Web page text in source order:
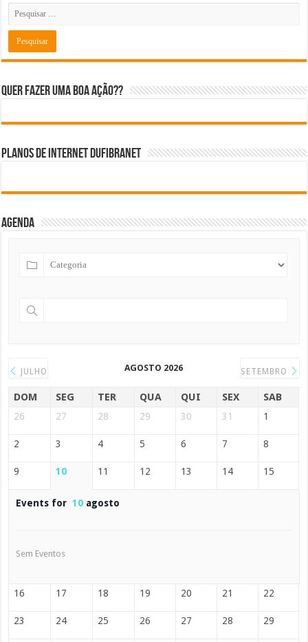
Quer fazer uma boa ação??
Planos de internet DUFIBRANET
Agenda
JULHO AGOSTO 2026 SETEMBRO
DOM SEG TER QUA QUI SEX SAB
26 27 28 29 30 31 1
2 3 4 5 6 7 8
9 10 11 12 13 14 15
Events for 10 agosto
Sem Eventos
16 17 18 19 20 21 22
23 24 25 26 27 28 29